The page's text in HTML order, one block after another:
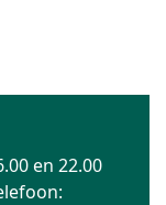
en 22.00